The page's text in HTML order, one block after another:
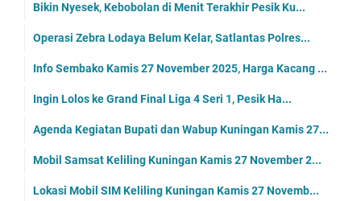
Bikin Nyesek, Kebobolan di Menit Terakhir Pesik Ku...
Operasi Zebra Lodaya Belum Kelar, Satlantas Polres...
Info Sembako Kamis 27 November 2025, Harga Kacang ...
Ingin Lolos ke Grand Final Liga 4 Seri 1, Pesik Ha...
Agenda Kegiatan Bupati dan Wabup Kuningan Kamis 27...
Mobil Samsat Keliling Kuningan Kamis 27 November 2...
Lokasi Mobil SIM Keliling Kuningan Kamis 27 Novemb...